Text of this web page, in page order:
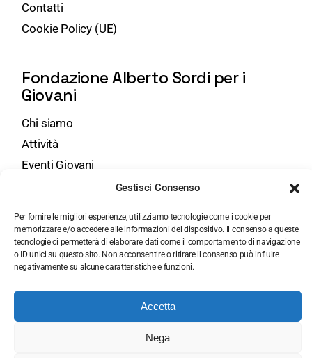
Gestisci Consenso
Per fornire le migliori esperienze, utilizziamo tecnologie come i cookie per
memorizzare e/o accedere alle informazioni del dispositivo. Il consenso a queste
tecnologie ci permetterà di elaborare dati come il comportamento di navigazione
o ID unici su questo sito. Non acconsentire o ritirare il consenso può influire
negativamente su alcune caratteristiche e funzioni.
Accetta
Nega
Contatti
Cookie Policy (UE)
Fondazione Alberto Sordi per i
Giovani
Chi siamo
Attività
Eventi Giovani
Contatti
Via Druso, 45 - 00184 Roma
+39 06 7000884
segreteria@fondazionemuseoalbertosordi.org